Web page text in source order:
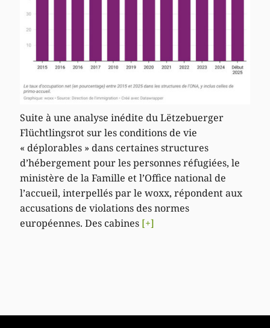
Suite à une analyse inédite du Lëtzebuerger
Flüchtlingsrot sur les conditions de vie
« déplorables » dans certaines structures
d’hébergement pour les personnes réfugiées, le
ministère de la Famille et l’Office national de
l’accueil, interpellés par le woxx, répondent aux
accusations de violations des normes
européennes. Des cabines [+]